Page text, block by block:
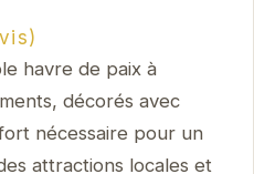
havre de paix à
décorés avec
nécessaire pour un
attractions locales et